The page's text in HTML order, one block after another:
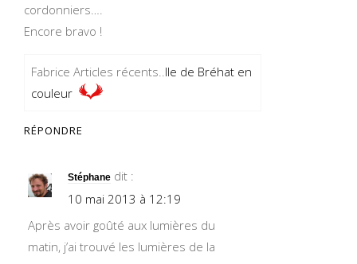
cordonniers….
Encore bravo !
Fabrice Articles récents..Ile de Bréhat en
couleur
RÉPONDRE
Stéphane dit :
10 mai 2013 à 12:19
Après avoir goûté aux lumières du
matin, j’ai trouvé les lumières de la